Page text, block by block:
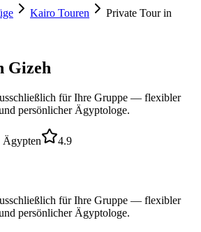
Kairo Touren
Private Tour in
Gizeh
für Ihre Gruppe — flexibler
persönlicher Ägyptologe.
4.9
für Ihre Gruppe — flexibler
persönlicher Ägyptologe.